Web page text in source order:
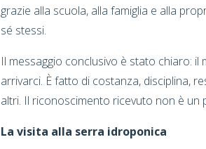
grazie alla scuola, alla famiglia e alla
sé stessi.
Il messaggio conclusivo è stato chiaro:
arrivarci. È fatto di costanza, disciplina,
altri. Il riconoscimento ricevuto non è
La visita alla serra idroponica